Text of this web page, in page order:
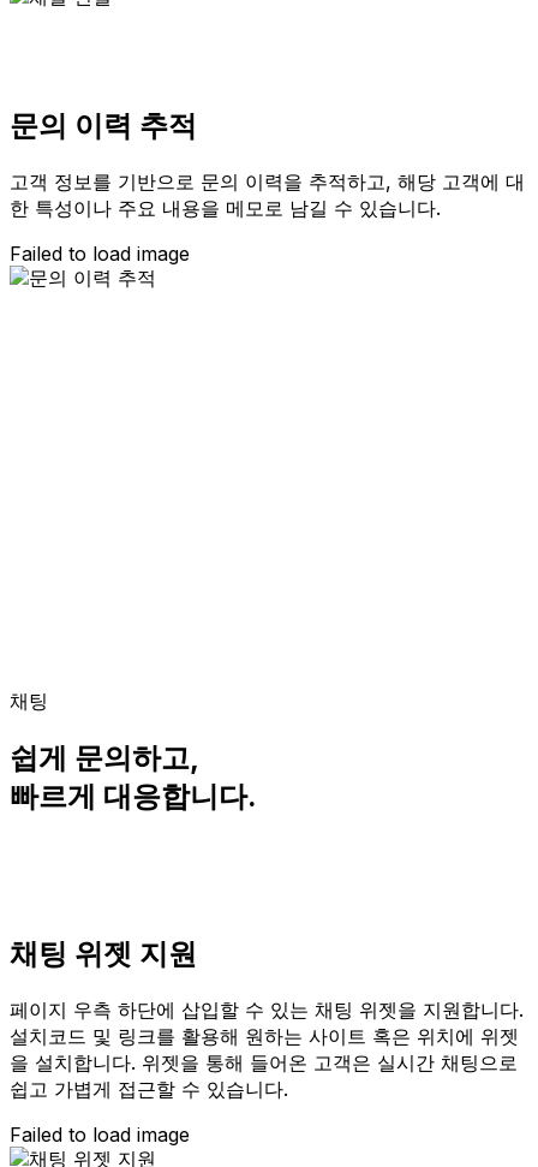
문의 이력 추적
고객 정보를 기반으로 문의 이력을 추적하고, 해당 고객에 대
한 특성이나 주요 내용을 메모로 남길 수 있습니다.
Failed to load image
채팅
쉽게 문의하고,
빠르게 대응합니다.
채팅 위젯 지원
페이지 우측 하단에 삽입할 수 있는 채팅 위젯을 지원합니다.
설치코드 및 링크를 활용해 원하는 사이트 혹은 위치에 위젯
을 설치합니다. 위젯을 통해 들어온 고객은 실시간 채팅으로
쉽고 가볍게 접근할 수 있습니다.
Failed to load image